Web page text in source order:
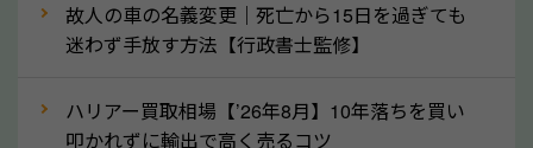
産車は高く買取が可能です。「廃車＝買取できない」
なら廃車の車も適正価格で買取できます。他社で買取
拒否となった車も価格がつく可能性があるので、諦め
故人の車の名義変更｜死亡から15日を過ぎても
迷わず手放す方法【行政書士監修】
ハリアー買取相場【’26年8月】10年落ちを買い
叩かれずに輸出で高く売るコツ